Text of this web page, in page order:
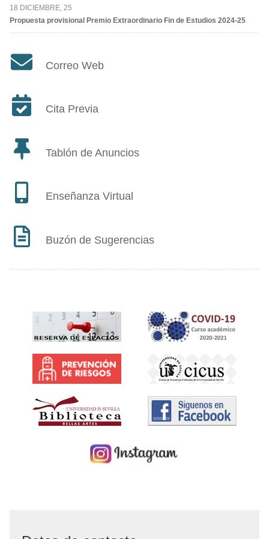
18 DICIEMBRE, 25
Propuesta provisional Premio Extraordinario Fin de Estudios 2024-25
Correo Web
Cita Previa
Tablón de Anuncios
Enseñanza Virtual
Buzón de Sugerencias